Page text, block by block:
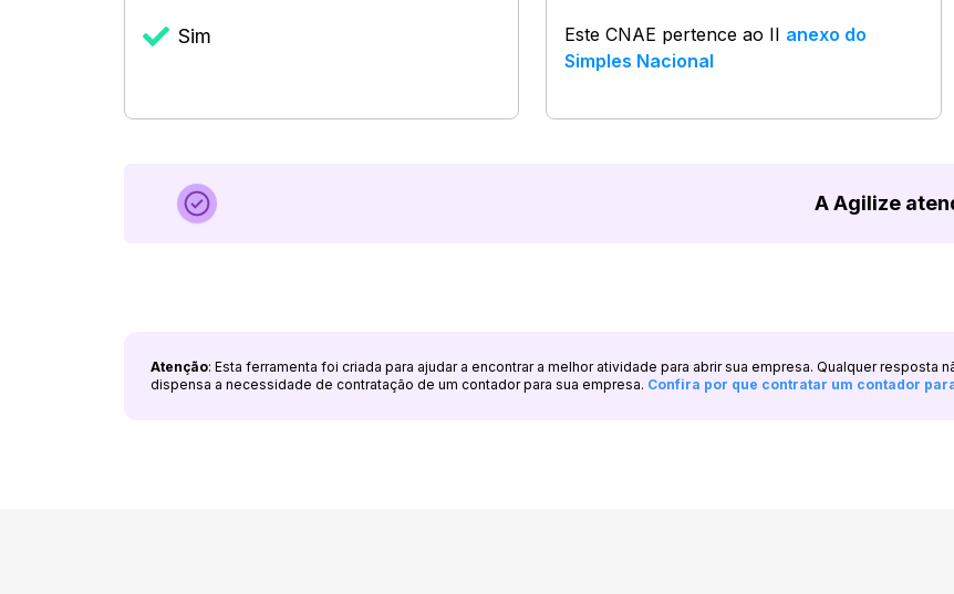
Sim Este CNAE pertence ao II anexo do
Simples Nacional
A Agilize
Atenção: Esta ferramenta foi criada para ajudar a encontrar a melhor atividade para abrir sua empresa. Qualquer resposta
dispensa a necessidade de contratação de um contador para sua empresa. Confira por que contratar um contador